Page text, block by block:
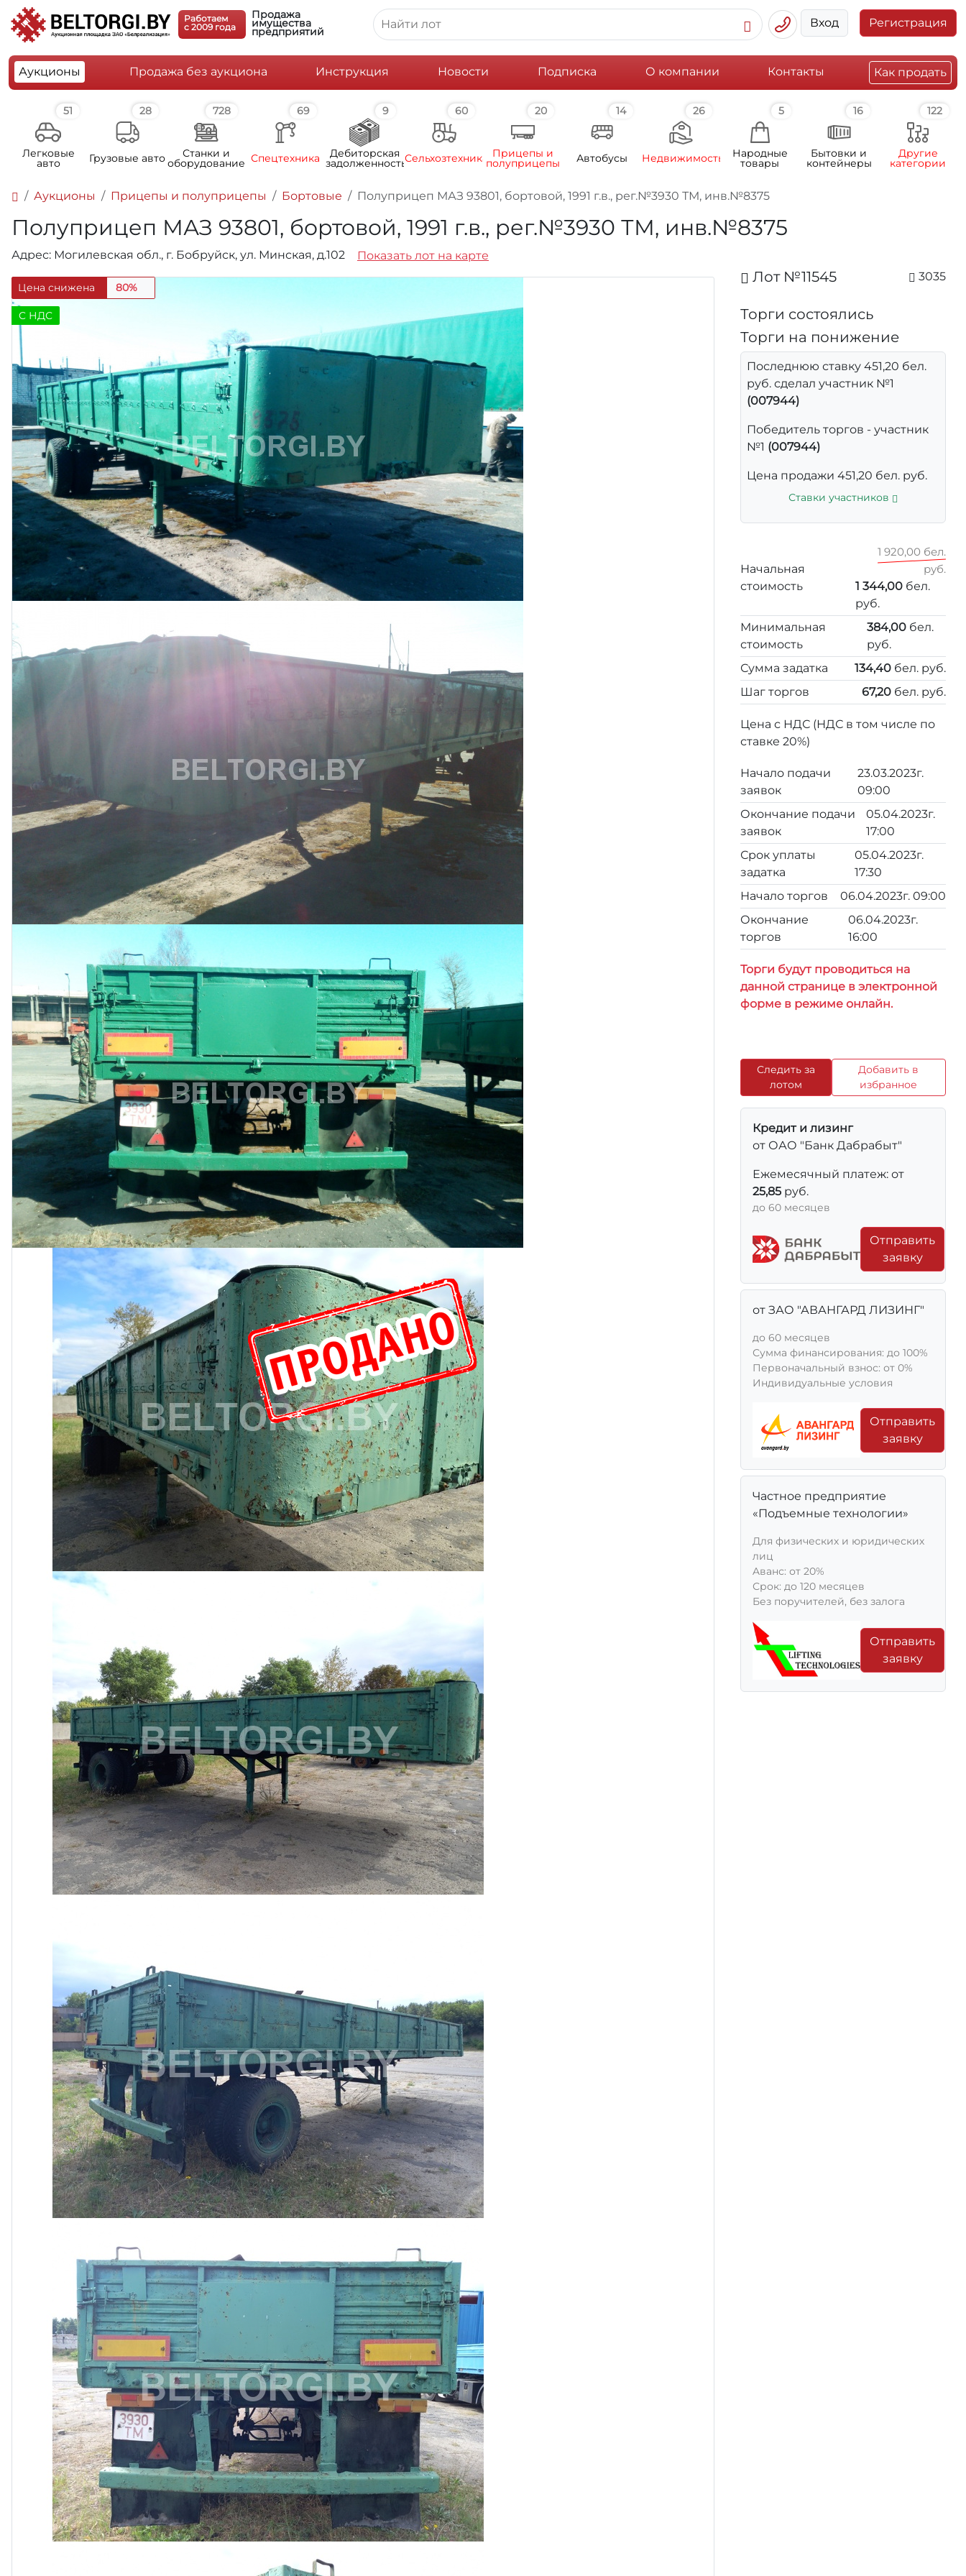
Работаем
c 2009 года
Продажа
имущества
предприятий
Вход Регистрация
Аукционы Продажа без аукциона Инструкция Новости Подписка О компании Контакты Как продать
51
Легковые
авто
28
Грузовые авто
728
Станки и
оборудование
69
Спецтехника
9
Дебиторская
задолженность
60
Сельхозтехника
20
Прицепы и
полуприцепы
14
Автобусы
26
Недвижимость
5
Народные
товары
16
Бытовки и
контейнеры
122
Другие
категории
Аукционы Прицепы и полуприцепы Бортовые Полуприцеп МАЗ 93801, бортовой, 1991 г.в., рег.№3930 ТМ, инв.№8375
Полуприцеп МАЗ 93801, бортовой, 1991 г.в., рег.№3930 ТМ, инв.№8375
Адрес: Могилевская обл., г. Бобруйск, ул. Минская, д.102 Показать лот на карте
Цена снижена 80%
C НДС
Лот №11545 3035
Торги состоялись
Торги на понижение
Последнюю ставку 451,20 бел.
руб. сделал участник №1
(007944)
Победитель торгов - участник
№1 (007944)
Цена продажи 451,20 бел. руб.
Ставки участников
Начальная
стоимость
1 920,00 бел.
руб.
1 344,00 бел.
руб.
Минимальная
стоимость
384,00 бел.
руб.
Сумма задатка
134,40 бел. руб.
Шаг торгов
67,20 бел. руб.
Цена с НДС (НДС в том числе по
ставке 20%)
Начало подачи
заявок
23.03.2023г.
09:00
Окончание подачи
заявок
05.04.2023г.
17:00
Срок уплаты
задатка
05.04.2023г.
17:30
Начало торгов
06.04.2023г. 09:00
Окончание
торгов
06.04.2023г.
16:00
Торги будут проводиться на
данной странице в электронной
форме в режиме онлайн.
Следить за
лотом
Добавить в
избранное
Кредит и лизинг
от ОАО "Банк Дабрабыт"
Ежемесячный платеж: от
25,85 руб.
до 60 месяцев
Отправить
заявку
от ЗАО "АВАНГАРД ЛИЗИНГ"
до 60 месяцев
Сумма финансирования: до 100%
Первоначальный взнос: от 0%
Индивидуальные условия
Отправить
заявку
Частное предприятие
«Подъемные технологии»
Для физических и юридических
лиц
Aванс: от 20%
Срок: до 120 месяцев
Без поручителей, без залога
Отправить
заявку